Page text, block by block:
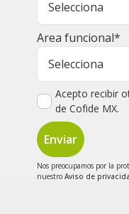
Area funcional*
Acepto recibir
de Cofide MX.
Nos preocupamos por la
nuestroAviso de